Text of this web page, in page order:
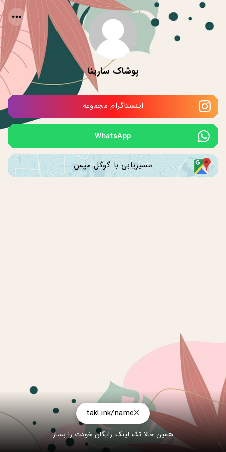
پوشاک سارینا
اینستاگرام مجموعه
WhatsApp
مسیریابی با گوگل مپس
takl.ink/name
همین حالا تک لینک رایگان خودت را بساز